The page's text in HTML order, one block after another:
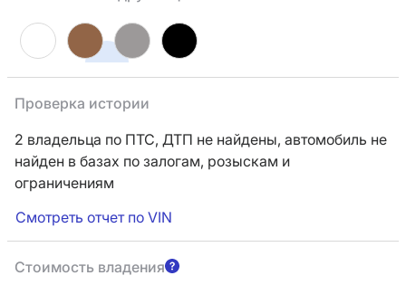
Проверка истории
2 владельца по ПТС, ДТП не найдены, автомобиль не
найден в базах по залогам, розыскам и
ограничениям
Смотреть отчет по VIN
Стоимость владения